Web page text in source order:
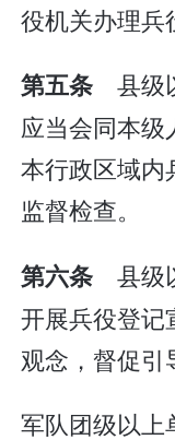
役机关办理兵
第五条县级
应当会同本级
本行政区域内
监督检查。
第六条县级
开展兵役登记
观念，督促引
军队团级以上